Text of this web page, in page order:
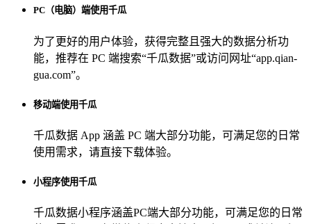
PC（电脑）端使用千瓜
为了更好的用户体验，获得完整且强大的数据分析功
能，推荐在 PC 端搜索“千瓜数据”或访问网址“app.qian-
gua.com”。
移动端使用千瓜
千瓜数据 App 涵盖 PC 端大部分功能，可满足您的日常
使用需求，请直接下载体验。
小程序使用千瓜
千瓜数据小程序涵盖PC端大部分功能，可满足您的日常